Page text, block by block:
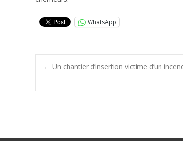
WhatsApp
Post
← Un chantier d’insertion victime d’un